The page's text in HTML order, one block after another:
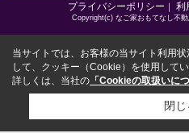
プライバシーポリシー 利
Copyright(c) なご家おもてなし不
当サイトでは、お客様の当サイト利用
して、クッキー（Cookie）を使用してい
詳しくは、当社の 「Cookieの取扱いに
閉じ